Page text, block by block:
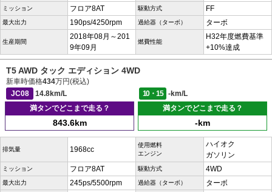
ミッション フロア8AT 駆動方式 FF
最大出力 190ps/4250rpm 過給器（ターボ） ターボ
生産期間
2018年08月～201
9年09月
燃費性能
H32年度燃費基準
+10%達成
T5 AWD タック エディション 4WD
新車時価格434万円(税込)
JC08
14.8km/L 10・15
-km/L
満タンでどこまで走る？
843.6km
満タンでどこまで走る？
-km
排気量 1968cc
使用燃料
エンジン
ハイオク
ガソリン
ミッション フロア8AT 駆動方式 4WD
最大出力 245ps/5500rpm 過給器（ターボ） ターボ